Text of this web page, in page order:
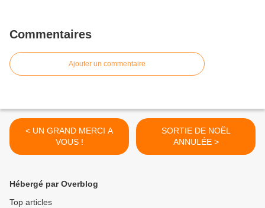
Commentaires
Ajouter un commentaire
< UN GRAND MERCI A
VOUS !
SORTIE DE NOËL
ANNULÉE >
Hébergé par Overblog
Top articles